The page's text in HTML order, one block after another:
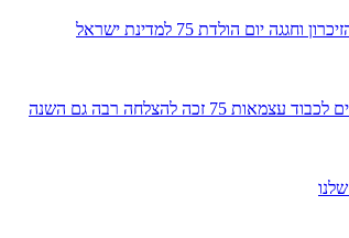
יום הולדת 75 למדינת ישראל
זכה להצלחה רבה גם השנה